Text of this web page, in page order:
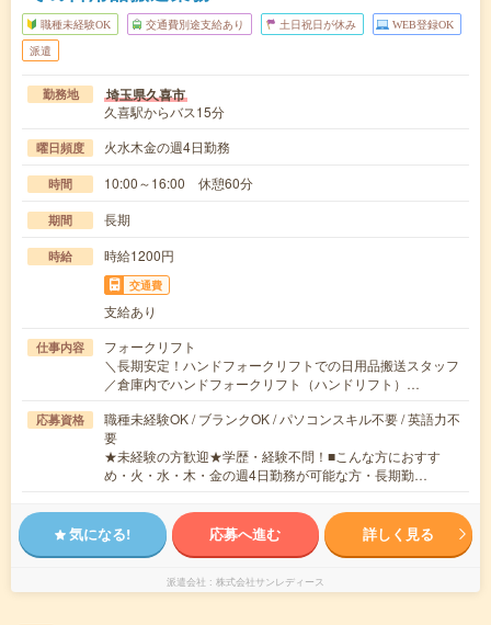
職種未経験OK 交通費別途支給あり 土日祝日が休み WEB登録OK
派遣
勤務地 埼玉県久喜市
久喜駅からバス15分
曜日頻度 火水木金の週4日勤務
時間 10:00～16:00 休憩60分
期間 長期
時給 時給1200円
交通費
支給あり
仕事内容
フォークリフト
＼長期安定！ハンドフォークリフトでの日用品搬送スタッフ
／倉庫内でハンドフォークリフト（ハンドリフト）…
応募資格
職種未経験OK / ブランクOK / パソコンスキル不要 / 英語力不
要
★未経験の方歓迎★学歴・経験不問！■こんな方におすす
め・火・水・木・金の週4日勤務が可能な方・長期勤…
気になる! 応募へ進む 詳しく見る
派遣会社 株式会社サンレディース